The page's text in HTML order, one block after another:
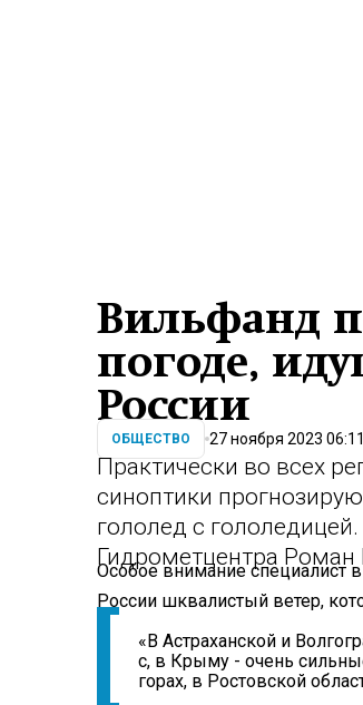
Вильфанд
погоде,
России
ОБЩЕСТВО 27 ноября 2023 06:11
Практически во всех
синоптики
гололед с
Гидрометцентра Роман
Особое внимание специалист
России шквалистый ветер,
«В Астраханской и
с, в Крыму - очень
горах, в Ростовской